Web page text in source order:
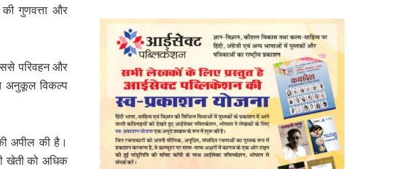
गुणवत्ता और
परिवहन और
अनुकूल विकल्प
अपील की है।
खेती को अधिक